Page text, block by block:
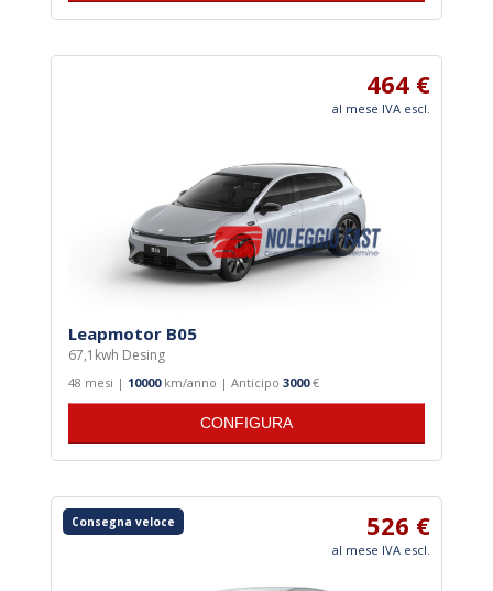
464 €
al mese IVA escl.
Leapmotor B05
67,1kwh Desing
48 mesi | 10000km/anno | Anticipo 3000€
CONFIGURA
Consegna veloce 526 €
al mese IVA escl.